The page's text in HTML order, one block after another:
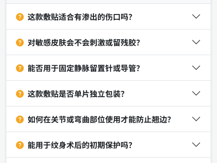
这款敷贴适合有渗出的伤口吗？
对敏感皮肤会不会刺激或留残胶？
能否用于固定静脉留置针或导管？
这款敷贴是否单片独立包装？
如何在关节或弯曲部位使用才能防止翘边？
能用于纹身术后的初期保护吗？